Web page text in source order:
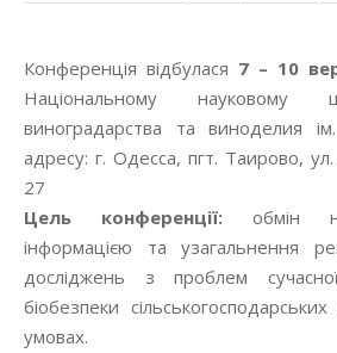
Конференція відбулася 7 – 10
Національному науковому
виноградарства та виноделия
адресу: г. Одесса, пгт. Таирово,
27
Цель конференції: обмін
інформацією та узагальнення
досліджень з проблем
біобезпеки
умовах.